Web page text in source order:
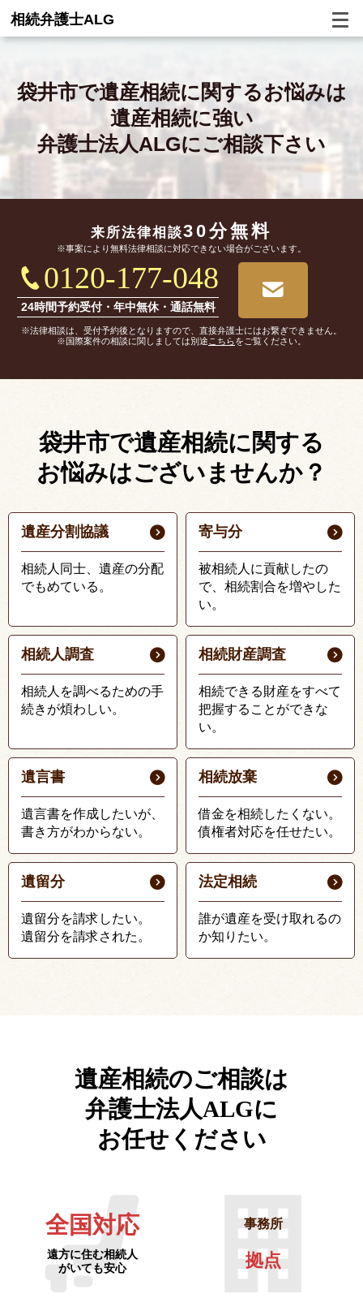
相続弁護士ALG
袋井市で遺産相続に関するお悩みは
遺産相続に強い
弁護士法人ALGにご相談下さい
来所法律相談30分無料
※事案により無料法律相談に対応できない場合がございます。
0120-177-048
24時間予約受付・年中無休・通話無料
※法律相談は、受付予約後となりますので、直接弁護士にはお繋ぎできません。
※国際案件の相談に関しましては別途 こちらをご覧ください。
袋井市で遺産相続に関する
お悩みはございませんか？
遺産分割協議
相続人同士、遺産の分配
でもめている。
寄与分
被相続人に貢献したの
で、相続割合を増やした
い。
相続人調査
相続人を調べるための手
続きが煩わしい。
相続財産調査
相続できる財産をすべて
把握することができな
い。
遺言書
遺言書を作成したいが、
書き方がわからない。
相続放棄
借金を相続したくない。
債権者対応を任せたい。
遺留分
遺留分を請求したい。
遺留分を請求された。
法定相続
誰が遺産を受け取れるの
か知りたい。
遺産相続のご相談は
弁護士法人ALGに
お任せください
全国対応
遠方に住む相続人
がいても安心
事務所
拠点